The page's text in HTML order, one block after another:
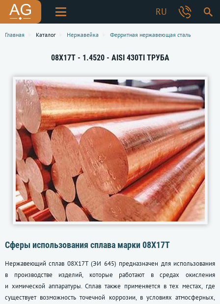
RU
Главная Каталог Нержавейка Ферритная нержавеющая сталь
08Х17Т - 1.4520 - AISI 430TI ТРУБА
Сферы использования сплава марки 08Х17Т
Нержавеющий сплав 08Х17Т (ЭИ 645) предназначен для использования
в производстве изделий, которые работают в средах окисления
и химической аппаратуры. Сплав также применяется в тех местах, где
существует возможность точечной коррозии, в условиях атмосферных,